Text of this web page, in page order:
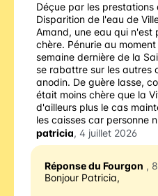
Déçue par les prestations
Disparition de l'eau de
Amand, une eau qui n'est
chère. Pénurie au
semaine dernière de la
se rabattre sur les autres
anodin. De guère lasse,
était moins chère que la
d'ailleurs plus le cas
les caisses car personne
patricia, 4 juillet 2026
Réponse du Fourgon ,
Bonjour Patricia,